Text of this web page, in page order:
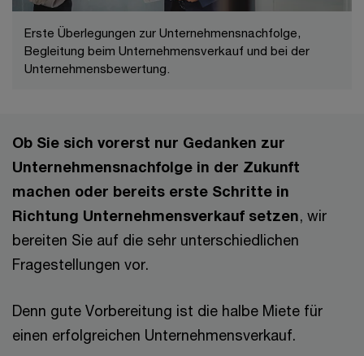
Erste Überlegungen zur Unternehmensnachfolge,
Begleitung beim Unternehmensverkauf und bei der
Unternehmensbewertung.
Ob Sie sich vorerst nur Gedanken zur
Unternehmensnachfolge in der Zukunft
machen oder bereits erste Schritte in
Richtung Unternehmensverkauf setzen, wir
bereiten Sie auf die sehr unterschiedlichen
Fragestellungen vor.
Denn gute Vorbereitung ist die halbe Miete für
einen erfolgreichen Unternehmensverkauf.